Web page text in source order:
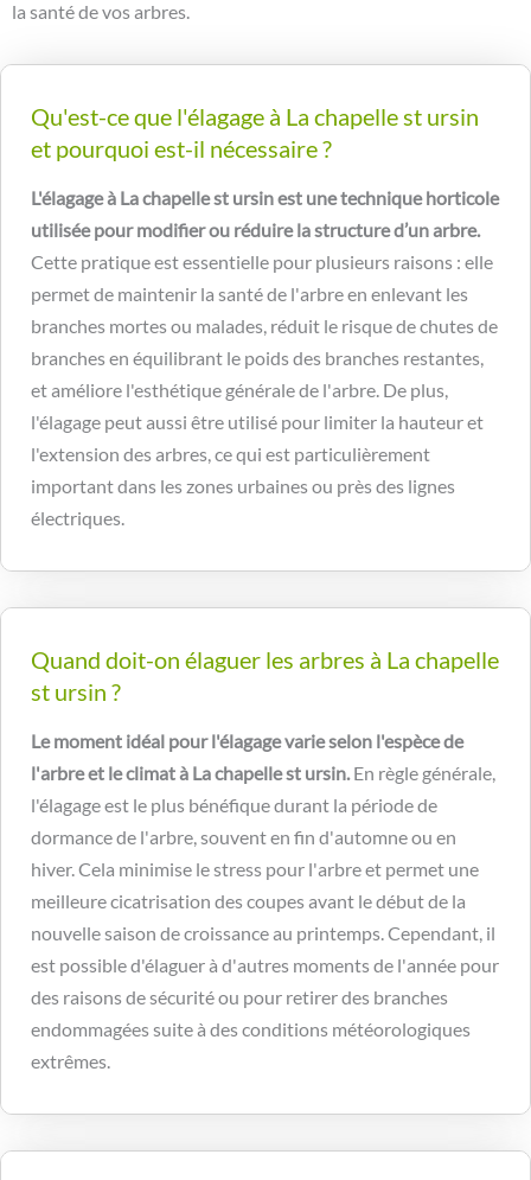
la santé de vos arbres.
Qu'est-ce que l'élagage à La chapelle st ursin
et pourquoi est-il nécessaire ?
L'élagage à La chapelle st ursin est une technique horticole
utilisée pour modifier ou réduire la structure d’un arbre.
Cette pratique est essentielle pour plusieurs raisons : elle
permet de maintenir la santé de l'arbre en enlevant les
branches mortes ou malades, réduit le risque de chutes de
branches en équilibrant le poids des branches restantes,
et améliore l'esthétique générale de l'arbre. De plus,
l'élagage peut aussi être utilisé pour limiter la hauteur et
l'extension des arbres, ce qui est particulièrement
important dans les zones urbaines ou près des lignes
électriques.
Quand doit-on élaguer les arbres à La chapelle
st ursin ?
Le moment idéal pour l'élagage varie selon l'espèce de
l'arbre et le climat à La chapelle st ursin.En règle générale,
l'élagage est le plus bénéfique durant la période de
dormance de l'arbre, souvent en fin d'automne ou en
hiver. Cela minimise le stress pour l'arbre et permet une
meilleure cicatrisation des coupes avant le début de la
nouvelle saison de croissance au printemps. Cependant, il
est possible d'élaguer à d'autres moments de l'année pour
des raisons de sécurité ou pour retirer des branches
endommagées suite à des conditions météorologiques
extrêmes.